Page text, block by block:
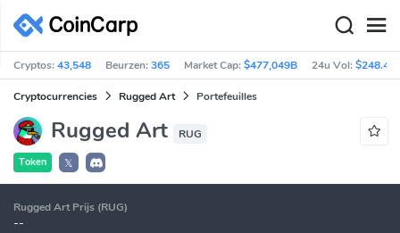
Cryptos:43,548 Beurzen:365 Market Cap:$477,049B 24u Vol:
Cryptocurrencies Rugged Art Portefeuilles
Rugged Art RUG
Token 𝕏
Rugged Art Prijs (RUG)
--